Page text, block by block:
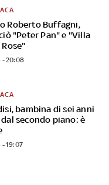
Roberto Buffagni,
"Peter Pan" e "Villa
- 20:08
bambina di sei anni
dal secondo piano: è
- 19:07